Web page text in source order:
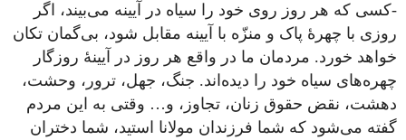
-کسی که هر روز روی خود را سیاه در آیینه می‌بیند، اگر
روزی با چهرۀ پاک و منزّه با آیینه مقابل شود، بی‌گمان تکان
خواهد خورد. مردمان ما در واقع هر روز در آیینۀ روزگار
چهره‌های سیاه خود را دیده‌اند. جنگ، جهل، ترور، وحشت،
دهشت، نقض حقوق زنان، تجاوز، و… وقتی به این مردم
گفته می‌شود که شما فرزندان مولانا استید، شما دختران